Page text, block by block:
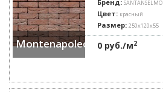
Montenapoleone
Бренд: SANTANSELMO
Цвет: красный
Размер: 250x120x55
0 руб./м2